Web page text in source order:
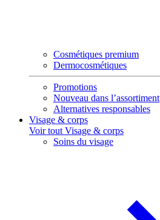
Cosmétiques premium
Dermocosmétiques
Promotions
Nouveau dans l’assortiment
Alternatives responsables
Visage & corps
Voir tout Visage & corps
Soins du visage